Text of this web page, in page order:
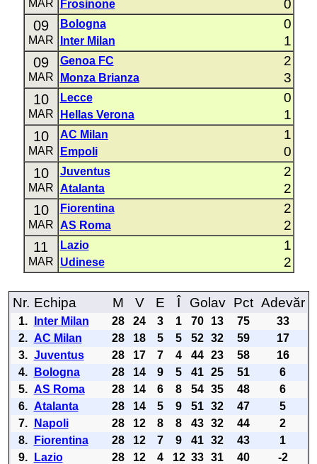
MAR Frosinone 0
09
MAR
Bologna 0
Inter Milan 1
09
MAR
Genoa FC 2
Monza Brianza 3
10
MAR
Lecce 0
Hellas Verona 1
10
MAR
AC Milan 1
Empoli 0
10
MAR
Juventus 2
Atalanta 2
10
MAR
Fiorentina 2
AS Roma 2
11
MAR
Lazio 1
Udinese 2
Nr. Echipa M V E Î Golav Pct Adevăr
1. Inter Milan 28 24 3 1 70 13 75
33
2. AC Milan 28 18 5 5 52 32 59
17
3. Juventus 28 17 7 4 44 23 58
16
4.
Bologna 28 14 9 5 41 25 51
6
5. AS Roma 28 14 6 8 54 35 48
6
6. Atalanta 28 14 5 9 51 32 47
5
7.
Napoli 28 12 8 8 43 32 44
2
8.
Fiorentina 28 12 7 9 41 32 43
1
9.
Lazio 28 12 4 12 33 31 40
-2